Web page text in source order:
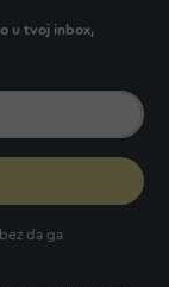
u tvoj inbox,
da ga